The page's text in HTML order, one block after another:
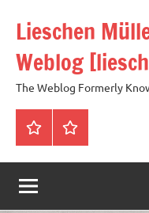
Inhalt
springen
Lieschen
Weblog
The Weblog Formerly
Impressum